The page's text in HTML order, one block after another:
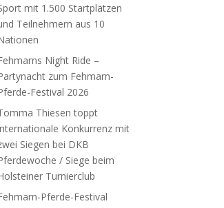
mit 1.500 Startplätzen
Teilnehmern aus 10
Night Ride –
zum Fehmarn-
Festival 2026
Thiesen toppt
Konkurrenz mit
Siegen bei DKB
/ Siege beim
Turnierclub
Pferde-Festival